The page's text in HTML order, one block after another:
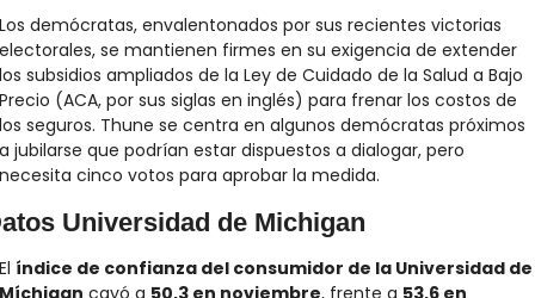
demócratas, envalentonados por sus recientes victorias
se mantienen firmes en su exigencia de extender
subsidios ampliados de la Ley de Cuidado de la Salud a Bajo
(ACA, por sus siglas en inglés) para frenar los costos de
seguros. Thune se centra en algunos demócratas próximos
jubilarse que podrían estar dispuestos a dialogar, pero
cinco votos para aprobar la medida.
Universidad de Michigan
índice de confianza del consumidor de la Universidad de